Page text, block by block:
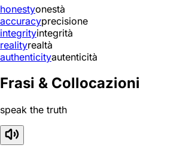
honestyonestà
accuracyprecisione
integrityintegrità
realityrealtà
authenticityautenticità
Frasi & Collocazioni
speak the truth